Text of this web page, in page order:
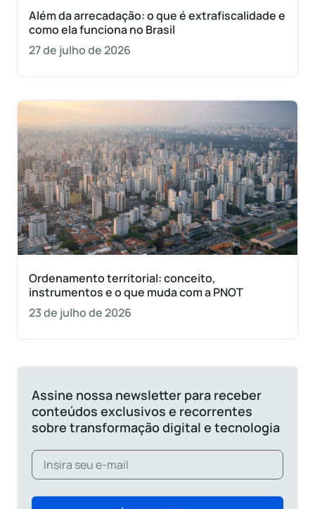
Além da arrecadação: o que é extrafiscalidade e
como ela funciona no Brasil
27 de julho de 2026
Ordenamento territorial: conceito,
instrumentos e o que muda com a PNOT
23 de julho de 2026
Assine nossa newsletter para receber
conteúdos exclusivos e recorrentes
sobre transformação digital e tecnologia